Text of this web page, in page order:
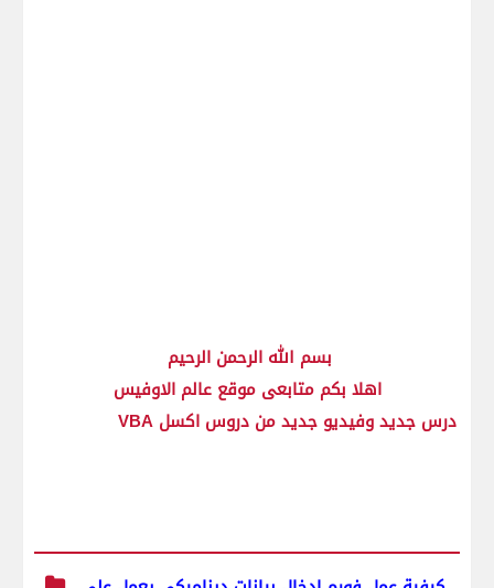
بسم الله الرحمن الرحيم
اهلا بكم متابعى موقع عالم الاوفيس
درس جديد وفيديو جديد من دروس اكسل VBA